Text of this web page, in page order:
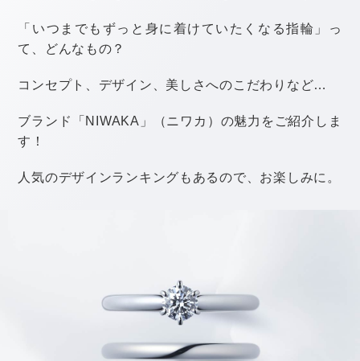
ロングドレスを着ているので、そう簡単に行くことがで
きません。
トイレに行く機会としても、お色直しの時間が用意され
衣裳はそのままで、ヘアアレンジやアクセサリー、ブー
ケを変えるくらいなら中座の時間は短くなります。